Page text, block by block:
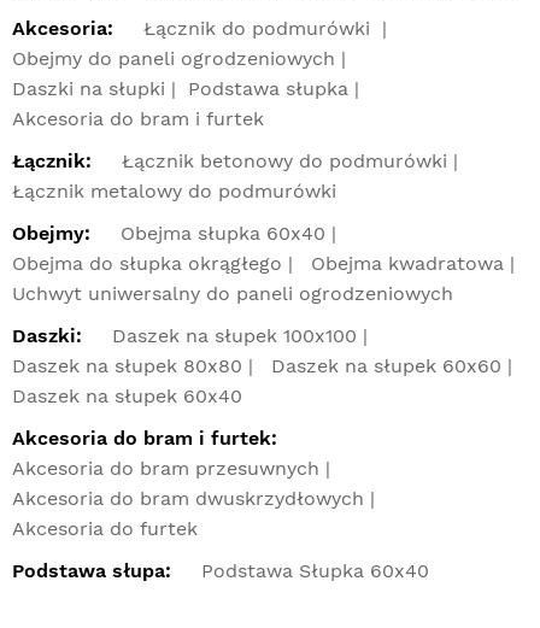
Akcesoria:
Łącznik do podmurówki
Obejmy do paneli ogrodzeniowych
Daszki na słupki
Podstawa słupka
Akcesoria do bram i furtek
Łącznik:
Łącznik betonowy do podmurówki
Łącznik metalowy do podmurówki
Obejmy:
Obejma słupka 60x40
Obejma do słupka okrągłego
Obejma kwadratowa
Uchwyt uniwersalny do paneli ogrodzeniowych
Daszki:
Daszek na słupek 100x100
Daszek na słupek 80x80
Daszek na słupek 60x60
Daszek na słupek 60x40
Akcesoria do bram i furtek:
Akcesoria do bram przesuwnych
Akcesoria do bram dwuskrzydłowych
Akcesoria do furtek
Podstawa słupa:
Podstawa Słupka 60x40